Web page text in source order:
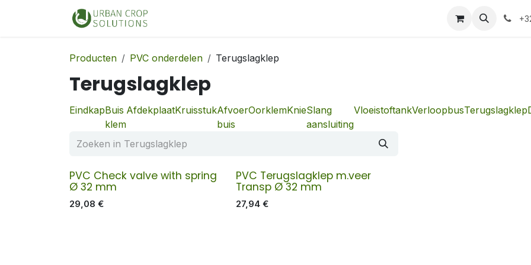
Overslaan naar inhoud
Producten PVC onderdelen Terugslagklep
Terugslagklep
EindkapBuis
klem
AfdekplaatKruisstukAfvoer
buis
OorklemKnieSlang
aansluiting
VloeistoftankVerloopbusTerugslagklep
PVC Check valve with spring
Ø 32 mm
29,08 €
PVC Terugslagklep m.veer
Transp Ø 32 mm
27,94 €